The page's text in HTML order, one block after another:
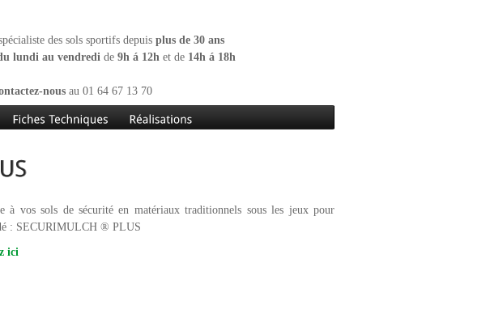
des sols sportifs depuis plus de 30 ans
lundi au vendredi de 9h á 12h et de 14h á 18h
nous au 01 64 67 13 70
à vos sols de sécurité en matériaux traditionnels sous les jeux pour
: SECURIMULCH ® PLUS
ici